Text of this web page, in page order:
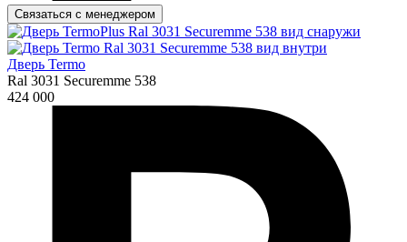
Связаться с менеджером
Дверь Termo
Ral 3031 Securemme 538
424 000